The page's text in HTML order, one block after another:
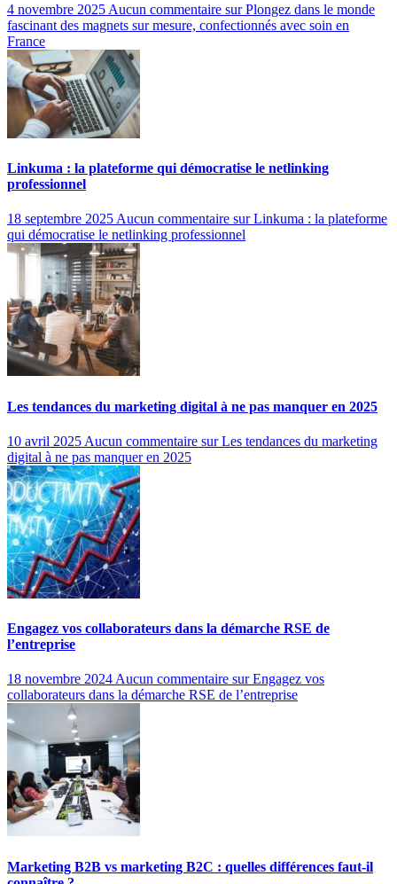
4 novembre 2025 Aucun commentaire sur Plongez dans le monde
fascinant des magnets sur mesure, confectionnés avec soin en
France
Linkuma : la plateforme qui démocratise le netlinking
professionnel
18 septembre 2025 Aucun commentaire sur Linkuma : la plateforme
qui démocratise le netlinking professionnel
Les tendances du marketing digital à ne pas manquer en 2025
10 avril 2025 Aucun commentaire sur Les tendances du marketing
digital à ne pas manquer en 2025
Engagez vos collaborateurs dans la démarche RSE de
l’entreprise
18 novembre 2024 Aucun commentaire sur Engagez vos
collaborateurs dans la démarche RSE de l’entreprise
Marketing B2B vs marketing B2C : quelles différences faut-il